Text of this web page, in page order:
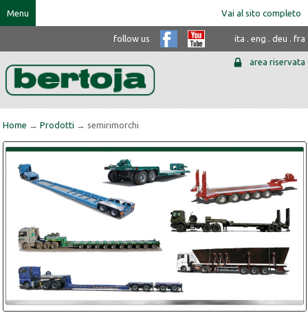
Menu Vai al sito completo
follow us ita . eng . deu . fra
area riservata
Home →Prodotti → semirimorchi